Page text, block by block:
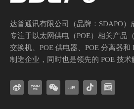
智慧显示，供电革新——DP2660-SX/DP3063-SX PoE PD模块赋能商用显示新时代
在数字化转型的浪潮中，商用显示器
达普通讯有限公司（品牌：SDAPO）
专注于以太网供电（POE）相关产品
交换机、POE 供电器、POE 分离器和
制造企业，同时也是领先的 POE 技术